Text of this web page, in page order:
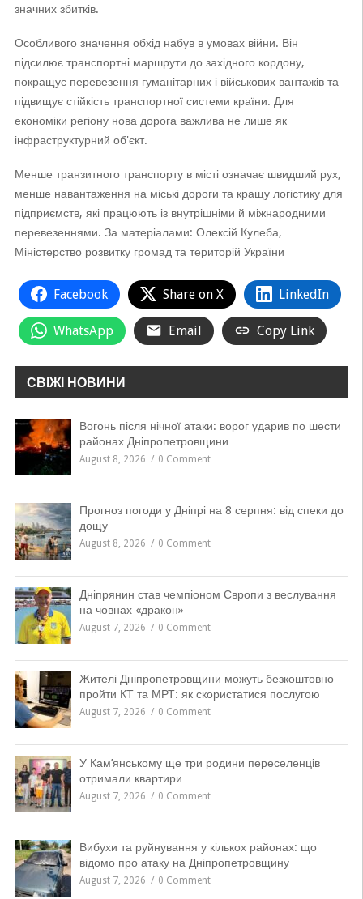
значних збитків.
Особливого значення обхід набув в умовах війни. Він
підсилює транспортні маршрути до західного кордону,
покращує перевезення гуманітарних і військових вантажів та
підвищує стійкість транспортної системи країни. Для
економіки регіону нова дорога важлива не лише як
інфраструктурний об'єкт.
Менше транзитного транспорту в місті означає швидший рух,
менше навантаження на міські дороги та кращу логістику для
підприємств, які працюють із внутрішніми й міжнародними
перевезеннями. За матеріалами: Олексій Кулеба,
Міністерство розвитку громад та територій України
Facebook Share on X LinkedIn
WhatsApp Email Copy Link
СВІЖІ НОВИНИ
Вогонь після нічної атаки: ворог ударив по шести
районах Дніпропетровщини
August 8, 2026 0 Comment
Прогноз погоди у Дніпрі на 8 серпня: від спеки до
дощу
August 8, 2026 0 Comment
Дніпрянин став чемпіоном Європи з веслування
на човнах «дракон»
August 7, 2026 0 Comment
Жителі Дніпропетровщини можуть безкоштовно
пройти КТ та МРТ: як скористатися послугою
August 7, 2026 0 Comment
У Кам’янському ще три родини переселенців
отримали квартири
August 7, 2026 0 Comment
Вибухи та руйнування у кількох районах: що
відомо про атаку на Дніпропетровщину
August 7, 2026 0 Comment